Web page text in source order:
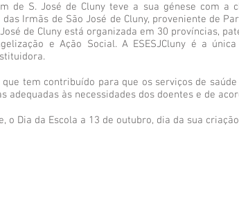
de S. José de Cluny teve a sua génese com a
Irmãs de São José de Cluny, proveniente de
de Cluny está organizada em 30 províncias,
e Ação Social. A ESESJCluny é a
tem contribuído para que os serviços de
adequadas às necessidades dos doentes e de
o Dia da Escola a 13 de outubro, dia da sua